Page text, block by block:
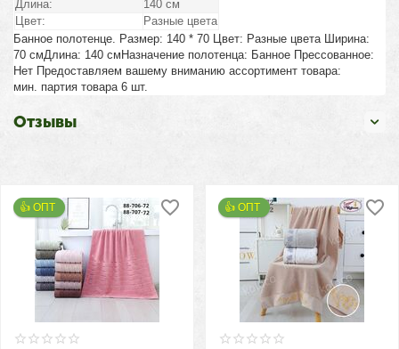
Длина:
140 см
Цвет:
Разные цвета
Банное полотенце. Размер: 140 * 70 Цвет: Разные цвета Ширина:
70 смДлина: 140 смНазначение полотенца: Банное Прессованное:
Нет Предоставляем вашему вниманию ассортимент товара:
мин. партия товара 6 шт.
Отзывы
👍 ОПТ 👍 ОПТ